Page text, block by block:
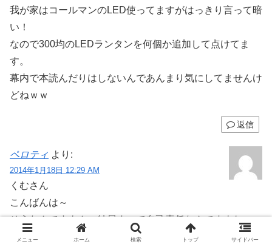
我が家はコールマンのLED使ってますがはっきり言って暗
い！
なので300均のLEDランタンを何個か追加して点けてま
す。
幕内で本読んだりはしないんであんまり気にしてませんけ
どねｗｗ
返信
ペロティ より:
2014年1月18日 12:29 AM
くむさん
こんばんは～
そうなんですよん、結局すべて自己責任なんですよね。
でも、結局中でランタン使うのも、ストーブ使ってるから
メニュー ホーム 検索 トップ サイドバー